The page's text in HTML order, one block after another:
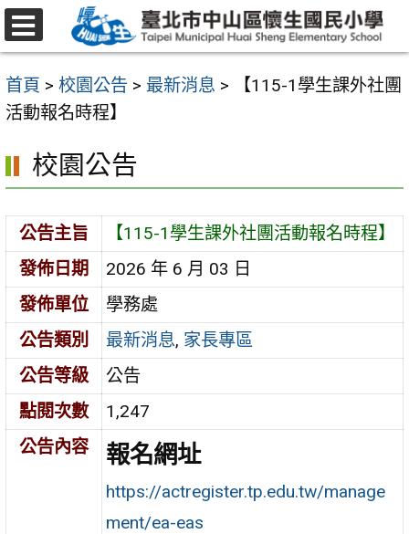
跳
至
要
內
區
首頁 > 校園公告 > 最新消息 >
【115-1學生課外社團
活動報名時程】
校園公告
公告主旨
【115-1學生課外社團活動報名時程】
發佈日期
2026 年 6 月 03 日
發佈單位
學務處
公告類別
最新消息, 家長專區
公告等級
公告
點閱次數
1,247
公告內容
報名網址
https://actregister.tp.edu.tw/manage
ment/ea-eas
選
單